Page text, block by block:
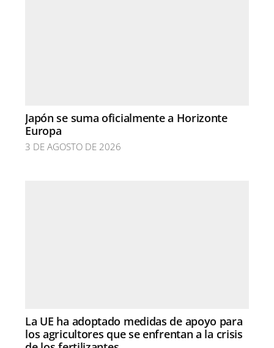
Japón se suma oficialmente a Horizonte
Europa
3 DE AGOSTO DE 2026
La UE ha adoptado medidas de apoyo para
los agricultores que se enfrentan a la crisis